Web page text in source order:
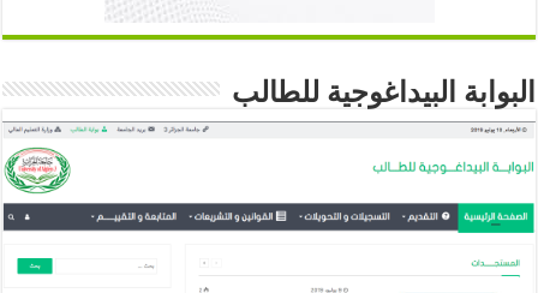
البوابة البيداغوجية للطالب